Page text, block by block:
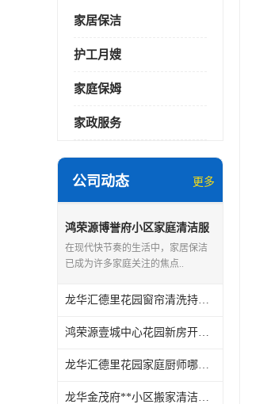
家居保洁
护工月嫂
家庭保姆
家政服务
公司动态 更多
鸿荣源博誉府小区家庭清洁服
务怎么样
在现代快节奏的生活中，家居保洁
已成为许多家庭关注的焦点..
龙华汇德里花园窗帘清洗持证上岗
鸿荣源壹城中心花园新房开荒保洁怎么样
龙华汇德里花园家庭厨师哪家好
龙华金茂府**小区搬家清洁怎么样